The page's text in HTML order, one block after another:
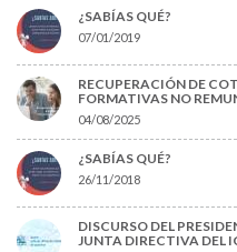
¿SABÍAS QUÉ?
07/01/2019
RECUPERACIÓN DE
FORMATIVAS NO
04/08/2025
¿SABÍAS QUÉ?
26/11/2018
DISCURSO DEL
JUNTA DIRECTIVA DEL